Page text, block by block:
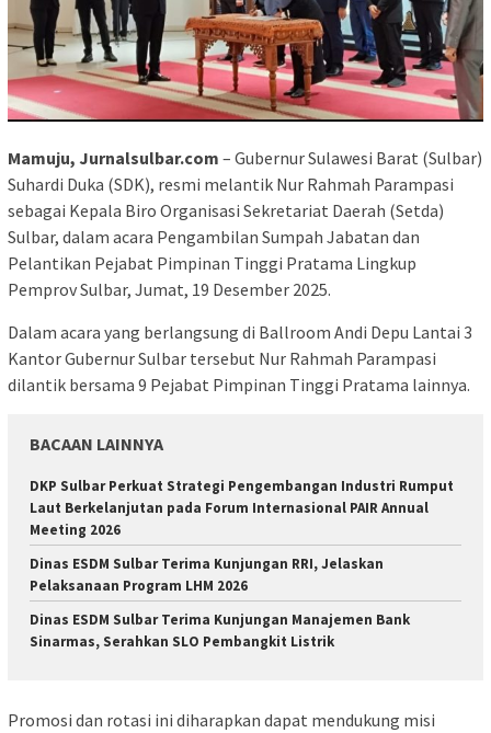
Mamuju, Jurnalsulbar.com – Gubernur Sulawesi Barat (Sulbar)
Suhardi Duka (SDK), resmi melantik Nur Rahmah Parampasi
sebagai Kepala Biro Organisasi Sekretariat Daerah (Setda)
Sulbar, dalam acara Pengambilan Sumpah Jabatan dan
Pelantikan Pejabat Pimpinan Tinggi Pratama Lingkup
Pemprov Sulbar, Jumat, 19 Desember 2025.
Dalam acara yang berlangsung di Ballroom Andi Depu Lantai 3
Kantor Gubernur Sulbar tersebut Nur Rahmah Parampasi
dilantik bersama 9 Pejabat Pimpinan Tinggi Pratama lainnya.
BACAAN LAINNYA
DKP Sulbar Perkuat Strategi Pengembangan Industri Rumput
Laut Berkelanjutan pada Forum Internasional PAIR Annual
Meeting 2026
Dinas ESDM Sulbar Terima Kunjungan RRI, Jelaskan
Pelaksanaan Program LHM 2026
Dinas ESDM Sulbar Terima Kunjungan Manajemen Bank
Sinarmas, Serahkan SLO Pembangkit Listrik
Promosi dan rotasi ini diharapkan dapat mendukung misi